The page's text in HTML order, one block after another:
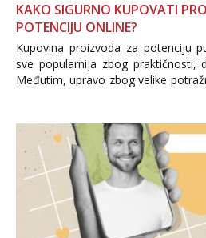
KAKO SIGURNO KUPOVATI
POTENCIJU ONLINE?
Kupovina proizvoda za potenciju
sve popularnija zbog praktičnosti,
Međutim, upravo zbog velike
i brojni krivotvoreni proizvodi,